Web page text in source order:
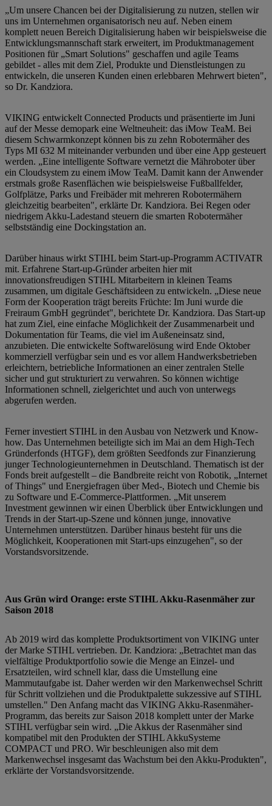
„Um unsere Chancen bei der Digitalisierung zu nutzen, stellen wir
uns im Unternehmen organisatorisch neu auf. Neben einem
komplett neuen Bereich Digitalisierung haben wir beispielsweise die
Entwicklungsmannschaft stark erweitert, im Produktmanagement
Positionen für „Smart Solutions" geschaffen und agile Teams
gebildet - alles mit dem Ziel, Produkte und Dienstleistungen zu
entwickeln, die unseren Kunden einen erlebbaren Mehrwert bieten",
so Dr. Kandziora.
VIKING entwickelt Connected Products und präsentierte im Juni
auf der Messe demopark eine Weltneuheit: das iMow TeaM. Bei
diesem Schwarmkonzept können bis zu zehn Robotermäher des
Typs MI 632 M miteinander verbunden und über eine App gesteuert
werden. „Eine intelligente Software vernetzt die Mähroboter über
ein Cloudsystem zu einem iMow TeaM. Damit kann der Anwender
erstmals große Rasenflächen wie beispielsweise Fußballfelder,
Golfplätze, Parks und Freibäder mit mehreren Robotermähern
gleichzeitig bearbeiten", erklärte Dr. Kandziora. Bei Regen oder
niedrigem Akku-Ladestand steuern die smarten Robotermäher
selbstständig eine Dockingstation an.
Darüber hinaus wirkt STIHL beim Start-up-Programm ACTIVATR
mit. Erfahrene Start-up-Gründer arbeiten hier mit
innovationsfreudigen STIHL Mitarbeitern in kleinen Teams
zusammen, um digitale Geschäftsideen zu entwickeln. „Diese neue
Form der Kooperation trägt bereits Früchte: Im Juni wurde die
Freiraum GmbH gegründet", berichtete Dr. Kandziora. Das Start-up
hat zum Ziel, eine einfache Möglichkeit der Zusammenarbeit und
Dokumentation für Teams, die viel im Außeneinsatz sind,
anzubieten. Die entwickelte Softwarelösung wird Ende Oktober
kommerziell verfügbar sein und es vor allem Handwerksbetrieben
erleichtern, betriebliche Informationen an einer zentralen Stelle
sicher und gut strukturiert zu verwahren. So können wichtige
Informationen schnell, zielgerichtet und auch von unterwegs
abgerufen werden.
Ferner investiert STIHL in den Ausbau von Netzwerk und Know-
how. Das Unternehmen beteiligte sich im Mai an dem High-Tech
Gründerfonds (HTGF), dem größten Seedfonds zur Finanzierung
junger Technologieunternehmen in Deutschland. Thematisch ist der
Fonds breit aufgestellt – die Bandbreite reicht von Robotik, „Internet
of Things" und Energiefragen über Med-, Biotech und Chemie bis
zu Software und E-Commerce-Plattformen. „Mit unserem
Investment gewinnen wir einen Überblick über Entwicklungen und
Trends in der Start-up-Szene und können junge, innovative
Unternehmen unterstützen. Darüber hinaus besteht für uns die
Möglichkeit, Kooperationen mit Start-ups einzugehen", so der
Vorstandsvorsitzende.
Aus Grün wird Orange: erste STIHL Akku-Rasenmäher zur
Saison 2018
Ab 2019 wird das komplette Produktsortiment von VIKING unter
der Marke STIHL vertrieben. Dr. Kandziora: „Betrachtet man das
vielfältige Produktportfolio sowie die Menge an Einzel- und
Ersatzteilen, wird schnell klar, dass die Umstellung eine
Mammutaufgabe ist. Daher werden wir den Markenwechsel Schritt
für Schritt vollziehen und die Produktpalette sukzessive auf STIHL
umstellen." Den Anfang macht das VIKING Akku-Rasenmäher-
Programm, das bereits zur Saison 2018 komplett unter der Marke
STIHL verfügbar sein wird. „Die Akkus der Rasenmäher sind
kompatibel mit den Produkten der STIHL AkkuSysteme
COMPACT und PRO. Wir beschleunigen also mit dem
Markenwechsel insgesamt das Wachstum bei den Akku-Produkten",
erklärte der Vorstandsvorsitzende.